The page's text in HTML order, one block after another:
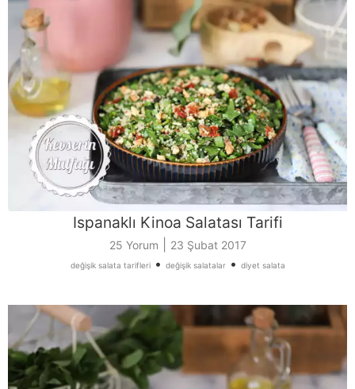
Ispanaklı Kinoa Salatası Tarifi
25 Yorum 23 Şubat 2017
değişik salata tarifleri• değişik salatalar• diyet salata